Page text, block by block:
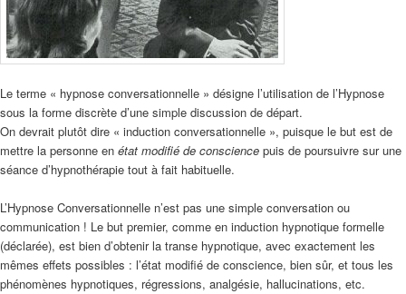
Le terme « hypnose conversationnelle » désigne l’utilisation de l’Hypnose
sous la forme discrète d’une simple discussion de départ.
On devrait plutôt dire « induction conversationnelle », puisque le but est de
mettre la personne en état modifié de conscience puis de poursuivre sur une
séance d’hypnothérapie tout à fait habituelle.
L’Hypnose Conversationnelle n’est pas une simple conversation ou
communication ! Le but premier, comme en induction hypnotique formelle
(déclarée), est bien d’obtenir la transe hypnotique, avec exactement les
mêmes effets possibles : l’état modifié de conscience, bien sûr, et tous les
phénomènes hypnotiques, régressions, analgésie, hallucinations, etc.